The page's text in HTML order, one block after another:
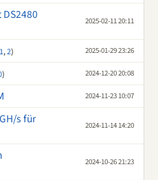
2025-02-11 20:11
1,2) 2025-01-29 23:26
) 2024-12-20 20:08
2024-11-23 10:07
s für
2024-11-14 14:20
2024-10-26 21:23